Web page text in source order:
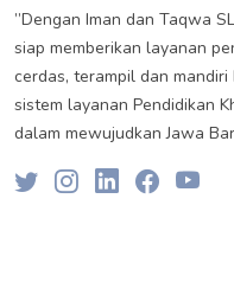
”Dengan Iman dan Taqwa
siap memberikan layanan
cerdas, terampil dan
sistem layanan Pendidikan
dalam mewujudkan Jawa